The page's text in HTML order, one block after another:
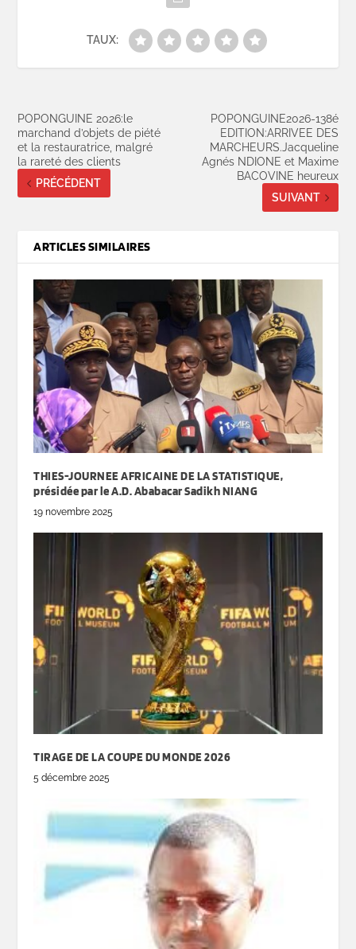
TAUX:
POPONGUINE 2026:le
marchand d’objets de piété
et la restauratrice, malgré
la rareté des clients
PRÉCÉDENT
POPONGUINE2026-138é
EDITION:ARRIVEE DES
MARCHEURS.Jacqueline
Agnés NDIONE et Maxime
BACOVINE heureux
SUIVANT
ARTICLES SIMILAIRES
THIES-JOURNEE AFRICAINE DE LA STATISTIQUE,
présidée par le A.D. Ababacar Sadikh NIANG
19 novembre 2025
TIRAGE DE LA COUPE DU MONDE 2026
5 décembre 2025